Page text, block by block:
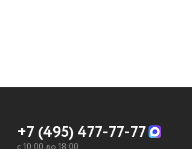
+7 (495) 477-77-77